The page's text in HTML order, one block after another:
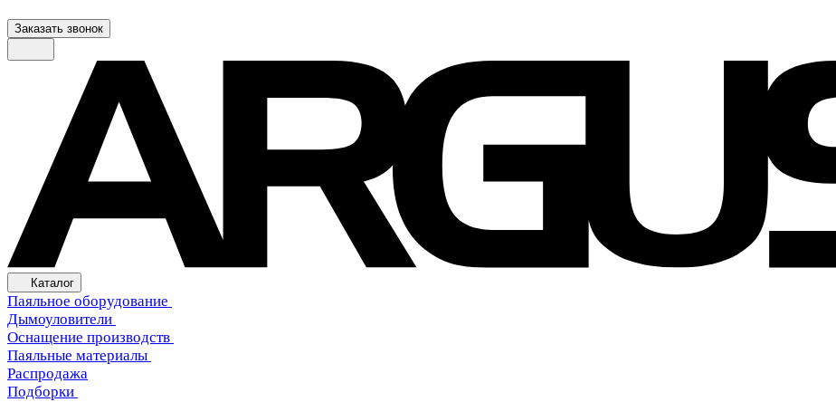
Заказать звонок
Каталог
Паяльное оборудование
Дымоуловители
Оснащение производств
Паяльные материалы
Распродажа
Подборки